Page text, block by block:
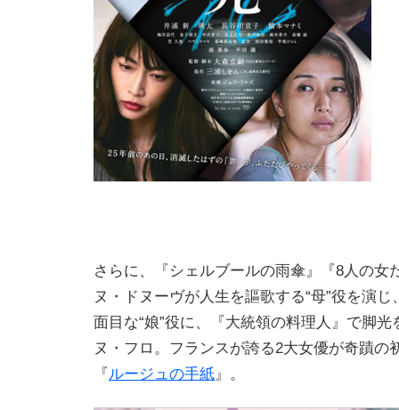
さらに、『シェルブールの雨傘』『8人の女
ヌ・ドヌーヴが人生を謳歌する“母”役を演
面目な“娘”役に、『大統領の料理人』で脚
ヌ・フロ。フランスが誇る2大女優が奇蹟の
『 ルージュの手紙 』。